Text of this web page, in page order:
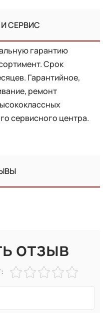
СЕРВИС
гарантию
Срок
Гарантийное,
ремонт
сервисного центра.
отзыв